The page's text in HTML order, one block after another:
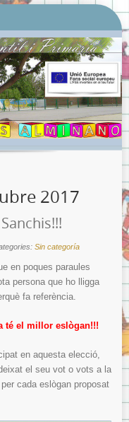
Materials Escolars
2017
Sin categoría
en poques paraules
persona que ho lligga
fa referència.
té el millor eslògan!!!
en aquesta elecció,
el seu vot o vots a la
cada eslògan proposat